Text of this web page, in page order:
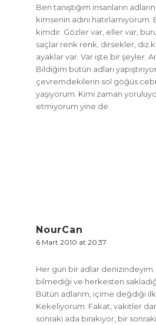
Ben tanıştığım insanların
kimsenin adını
kimdir. Gözler var, eller var,
saçlar renk renk, dirsekler, diz
ayaklar var. Var işte bir şeyler.
Bildiğim bütün adları
çevremdekilerin sol göğüs
yaşıyorum. Kimi zaman
etmiyorum yine de.
NourCan
6 Mart 2010 at 20:37
Her gün bir adlar
bilmediği ve herkesten
Bütün adlarım, içime değdiği ilk
Kekeliyorum. Fakat, vakitler
sonraki ada bırakıyor, bir